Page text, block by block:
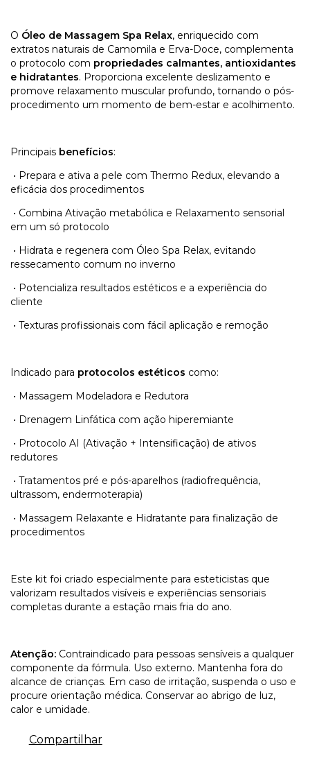
O Óleo de Massagem Spa Relax, enriquecido com
extratos naturais de Camomila e Erva-Doce, complementa
o protocolo com propriedades calmantes, antioxidantes
e hidratantes. Proporciona excelente deslizamento e
promove relaxamento muscular profundo, tornando o pós-
procedimento um momento de bem-estar e acolhimento.
Principais benefícios:
• Prepara e ativa a pele com Thermo Redux, elevando a
eficácia dos procedimentos
• Combina Ativação metabólica e Relaxamento sensorial
em um só protocolo
• Hidrata e regenera com Óleo Spa Relax, evitando
ressecamento comum no inverno
• Potencializa resultados estéticos e a experiência do
cliente
• Texturas profissionais com fácil aplicação e remoção
Indicado para protocolos estéticos como:
• Massagem Modeladora e Redutora
• Drenagem Linfática com ação hiperemiante
• Protocolo AI (Ativação + Intensificação) de ativos
redutores
• Tratamentos pré e pós-aparelhos (radiofrequência,
ultrassom, endermoterapia)
• Massagem Relaxante e Hidratante para finalização de
procedimentos
Este kit foi criado especialmente para esteticistas que
valorizam resultados visíveis e experiências sensoriais
completas durante a estação mais fria do ano.
Atenção: Contraindicado para pessoas sensíveis a qualquer
componente da fórmula. Uso externo. Mantenha fora do
alcance de crianças. Em caso de irritação, suspenda o uso e
procure orientação médica. Conservar ao abrigo de luz,
calor e umidade.
Compartilhar